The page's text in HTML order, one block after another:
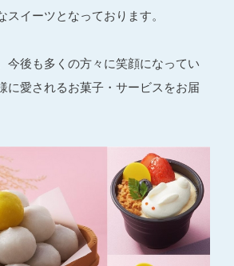
スイーツとなっております。
今後も多くの方々に笑顔になってい
に愛されるお菓子・サービスをお届